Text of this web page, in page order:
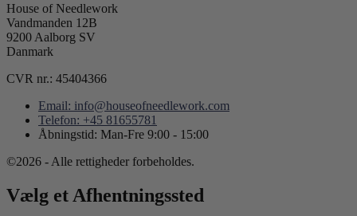
House of Needlework
Vandmanden 12B
9200 Aalborg SV
Danmark
CVR nr.: 45404366
Email: info@houseofneedlework.com
Telefon: +45 81655781
Åbningstid: Man-Fre 9:00 - 15:00
©2026 - Alle rettigheder forbeholdes.
Vælg et Afhentningssted